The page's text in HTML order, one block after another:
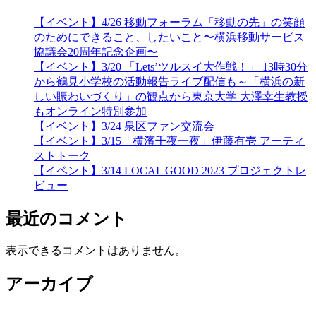
【イベント】4/26 移動フォーラム「移動の先」の笑顔
のためにできること、したいこと〜横浜移動サービス
協議会20周年記念企画〜
【イベント】3/20 「Lets’ツルスイ大作戦！」 13時30分
から鶴見小学校の活動報告ライブ配信も～「横浜の新
しい賑わいづくり」の観点から東京大学 大澤幸生教授
もオンライン特別参加
【イベント】3/24 泉区ファン交流会
【イベント】3/15「横濱千夜一夜」伊藤有壱 アーティ
ストトーク
【イベント】3/14 LOCAL GOOD 2023 プロジェクトレ
ビュー
最近のコメント
表示できるコメントはありません。
アーカイブ